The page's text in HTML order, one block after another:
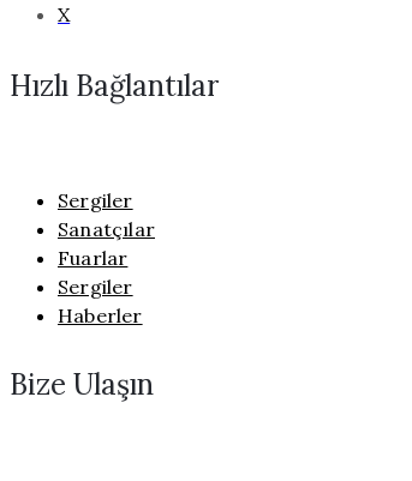
X
Hızlı Bağlantılar
Sergiler
Sanatçılar
Fuarlar
Sergiler
Haberler
Bize Ulaşın